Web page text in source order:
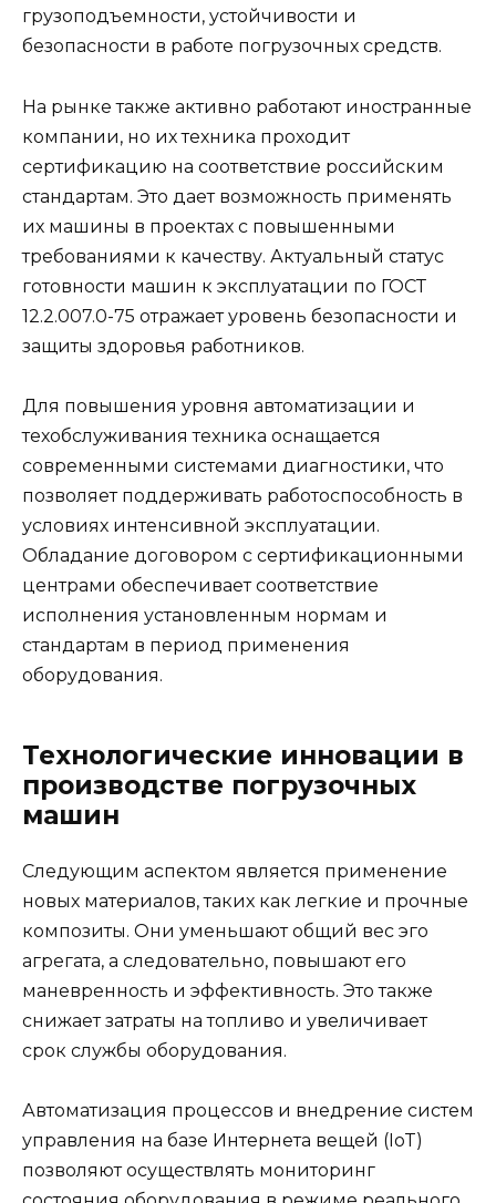
грузоподъемности, устойчивости и
безопасности в работе погрузочных средств.
На рынке также активно работают иностранные
компании, но их техника проходит
сертификацию на соответствие российским
стандартам. Это дает возможность применять
их машины в проектах с повышенными
требованиями к качеству. Актуальный статус
готовности машин к эксплуатации по ГОСТ
12.2.007.0-75 отражает уровень безопасности и
защиты здоровья работников.
Для повышения уровня автоматизации и
техобслуживания техника оснащается
современными системами диагностики, что
позволяет поддерживать работоспособность в
условиях интенсивной эксплуатации.
Обладание договором с сертификационными
центрами обеспечивает соответствие
исполнения установленным нормам и
стандартам в период применения
оборудования.
Технологические инновации в
производстве погрузочных
машин
Следующим аспектом является применение
новых материалов, таких как легкие и прочные
композиты. Они уменьшают общий вес эго
агрегата, а следовательно, повышают его
маневренность и эффективность. Это также
снижает затраты на топливо и увеличивает
срок службы оборудования.
Автоматизация процессов и внедрение систем
управления на базе Интернета вещей (IoT)
позволяют осуществлять мониторинг